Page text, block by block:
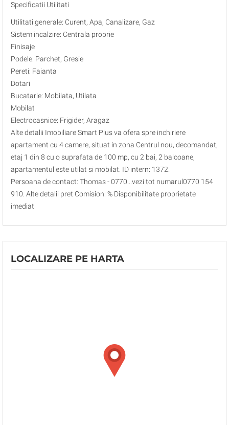
Specificatii Utilitati
Utilitati generale: Curent, Apa, Canalizare, Gaz
Sistem incalzire: Centrala proprie
Finisaje
Podele: Parchet, Gresie
Pereti: Faianta
Dotari
Bucatarie: Mobilata, Utilata
Mobilat
Electrocasnice: Frigider, Aragaz
Alte detalii Imobiliare Smart Plus va ofera spre inchiriere
apartament cu 4 camere, situat in zona Centrul nou, decomandat,
etaj 1 din 8 cu o suprafata de 100 mp, cu 2 bai, 2 balcoane,
apartamentul este utilat si mobilat. ID intern: 1372.
Persoana de contact: Thomas - 0770...vezi tot numarul0770 154
910. Alte detalii pret Comision: % Disponibilitate proprietate
imediat
LOCALIZARE PE HARTA